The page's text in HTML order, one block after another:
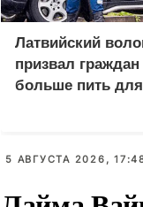
Латвийский
призвал граждан
больше пить для
5 АВГУСТА 2026,